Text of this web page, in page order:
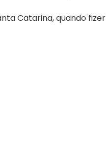
Catarina, quando fizer